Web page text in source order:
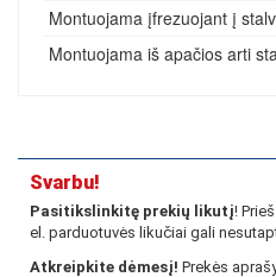
Montuojama įfrezuojant į
Montuojama iš apačios arti
Svarbu!
Pasitikslinkitę prekių likutį!
el. parduotuvės likučiai gali
Atkreipkite dėmesį! Prekės